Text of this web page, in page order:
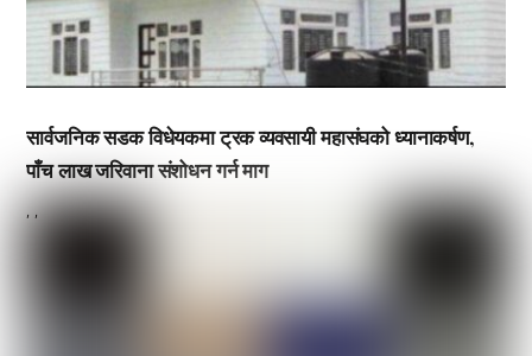
सार्वजनिक सडक विधेयकमा ट्रक व्यवसायी महासंघको ध्यानाकर्षण,
पाँच लाख जरिवाना संशोधन गर्न माग
, ,